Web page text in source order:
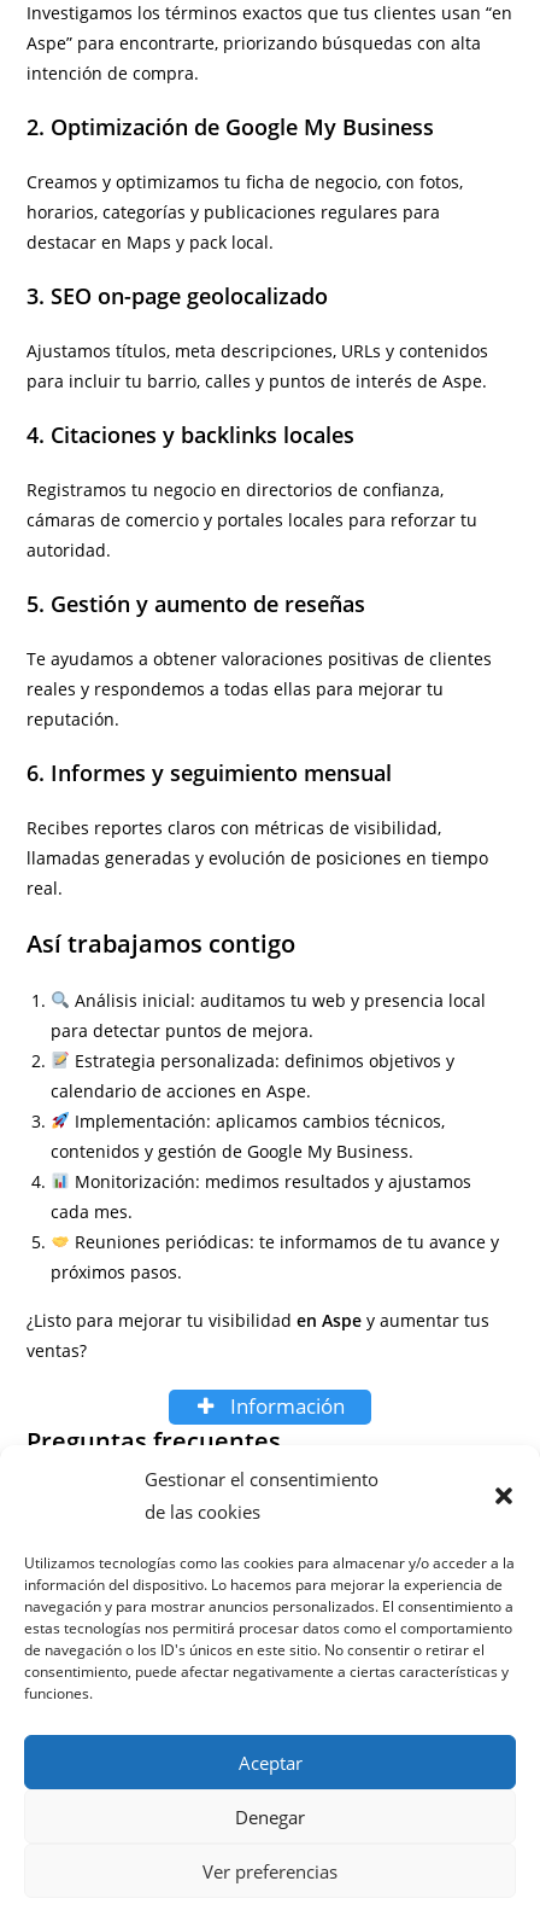
Gestionar el consentimiento
de las cookies
Utilizamos tecnologías como las cookies para almacenar y/o acceder a la
información del dispositivo. Lo hacemos para mejorar la experiencia de
navegación y para mostrar anuncios personalizados. El consentimiento a
estas tecnologías nos permitirá procesar datos como el comportamiento
de navegación o los ID's únicos en este sitio. No consentir o retirar el
consentimiento, puede afectar negativamente a ciertas características y
funciones.
Aceptar
Denegar
Ver preferencias
Investigamos los términos exactos que tus clientes usan “en
Aspe” para encontrarte, priorizando búsquedas con alta
intención de compra.
2. Optimización de Google My Business
Creamos y optimizamos tu ficha de negocio, con fotos,
horarios, categorías y publicaciones regulares para
destacar en Maps y pack local.
3. SEO on-page geolocalizado
Ajustamos títulos, meta descripciones, URLs y contenidos
para incluir tu barrio, calles y puntos de interés de Aspe.
4. Citaciones y backlinks locales
Registramos tu negocio en directorios de confianza,
cámaras de comercio y portales locales para reforzar tu
autoridad.
5. Gestión y aumento de reseñas
Te ayudamos a obtener valoraciones positivas de clientes
reales y respondemos a todas ellas para mejorar tu
reputación.
6. Informes y seguimiento mensual
Recibes reportes claros con métricas de visibilidad,
llamadas generadas y evolución de posiciones en tiempo
real.
Así trabajamos contigo
Análisis inicial: auditamos tu web y presencia local
para detectar puntos de mejora.
Estrategia personalizada: definimos objetivos y
calendario de acciones en Aspe.
Implementación: aplicamos cambios técnicos,
contenidos y gestión de Google My Business.
Monitorización: medimos resultados y ajustamos
cada mes.
Reuniones periódicas: te informamos de tu avance y
próximos pasos.
¿Listo para mejorar tu visibilidaden Aspe y aumentar tus
ventas?
Información
Preguntas frecuentes
¿Necesito cambiar mi página web para optimizar el SEO
local?
¿Cómo garantizan la calidad de las reseñas?
¿Puedo combinar SEO local con otros servicios de
marketing digital?
Política de cookies Aviso legal